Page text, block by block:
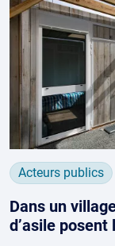
Acteurs publics
Dans un
d’asile